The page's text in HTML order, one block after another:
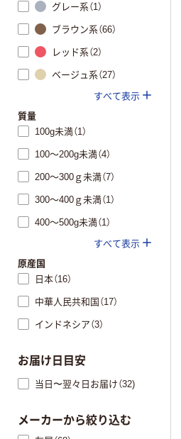
グレー系（1）
ブラウン系（66）
レッド系（2）
ベージュ系（27）
すべて表示
質量
100g未満（1）
100～200g未満（4）
200～300ｇ未満（7）
300～400ｇ未満（1）
400～500g未満（1）
すべて表示
原産国
日本（16）
中華人民共和国（17）
インドネシア（3）
お届け日目安
当日〜翌々日お届け（32)
メーカーから絞り込む